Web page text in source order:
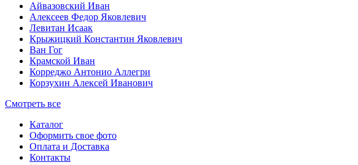
Айвазовский Иван
Алексеев Федор Яковлевич
Левитан Исаак
Крыжицкий Константин Яковлевич
Ван Гог
Крамской Иван
Корреджо Антонио Аллегри
Корзухин Алексей Иванович
Смотреть все
Каталог
Оформить свое фото
Оплата и Доставка
Контакты